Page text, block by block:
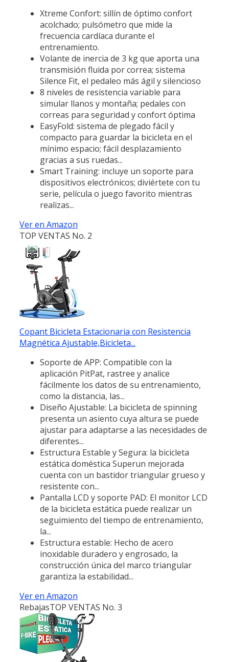
Xtreme Confort: sillín de óptimo confort
acolchado; pulsómetro que mide la
frecuencia cardíaca durante el
entrenamiento.
Volante de inercia de 3 kg que aporta una
transmisión fluida por correa; sistema
Silence Fit, el pedaleo más ágil y silencioso
8 niveles de resistencia variable para
simular llanos y montaña; pedales con
correas para seguridad y confort óptima
EasyFold: sistema de plegado fácil y
compacto para guardar la bicicleta en el
mínimo espacio; fácil desplazamiento
gracias a sus ruedas...
Smart Training: incluye un soporte para
dispositivos electrónicos; diviértete con tu
serie, película o juego favorito mientras
realizas...
Ver en Amazon
TOP VENTAS No. 2
Copant Bicicleta Estacionaria con Resistencia
Magnética Ajustable,Bicicleta...
Soporte de APP: Compatible con la
aplicación PitPat, rastree y analice
fácilmente los datos de su entrenamiento,
como la distancia, las...
Diseño Ajustable: La bicicleta de spinning
presenta un asiento cuya altura se puede
ajustar para adaptarse a las necesidades de
diferentes...
Estructura Estable y Segura: la bicicleta
estática doméstica Superun mejorada
cuenta con un bastidor triangular grueso y
resistente con...
Pantalla LCD y soporte PAD: El monitor LCD
de la bicicleta estática puede realizar un
seguimiento del tiempo de entrenamiento,
la...
Estructura estable: Hecho de acero
inoxidable duradero y engrosado, la
construcción única del marco triangular
garantiza la estabilidad...
Ver en Amazon
RebajasTOP VENTAS No. 3